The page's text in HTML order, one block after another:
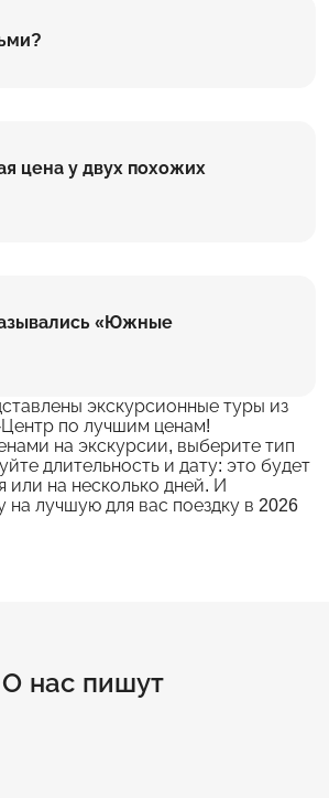
цена у двух похожих
«Южные
экскурсионные туры из
Центр по лучшим ценам!
на экскурсии, выберите тип
длительность и дату: это будет
или на несколько дней. И
на лучшую для вас поездку в 2026
О нас пишут